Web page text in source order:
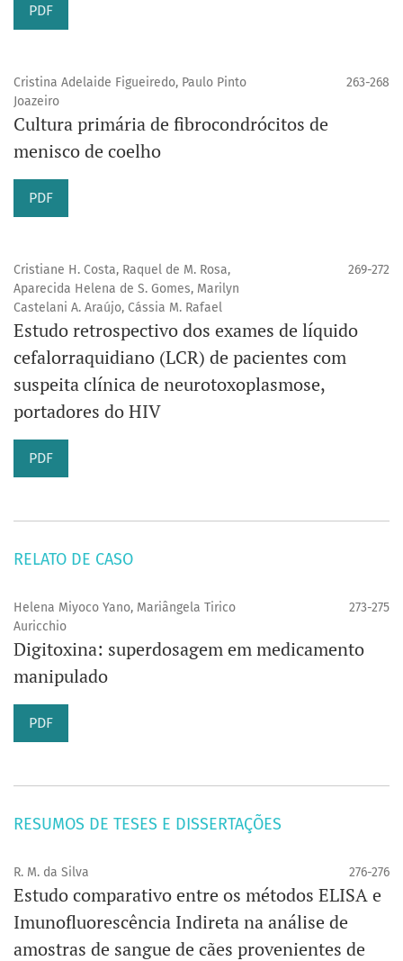
PDF
Cristina Adelaide Figueiredo, Paulo Pinto
Joazeiro
263-268
Cultura primária de fibrocondrócitos de
menisco de coelho
PDF
Cristiane H. Costa, Raquel de M. Rosa,
Aparecida Helena de S. Gomes, Marilyn
Castelani A. Araújo, Cássia M. Rafael
269-272
Estudo retrospectivo dos exames de líquido
cefalorraquidiano (LCR) de pacientes com
suspeita clínica de neurotoxoplasmose,
portadores do HIV
PDF
RELATO DE CASO
Helena Miyoco Yano, Mariângela Tirico
Auricchio
273-275
Digitoxina: superdosagem em medicamento
manipulado
PDF
RESUMOS DE TESES E DISSERTAÇÕES
R. M. da Silva 276-276
Estudo comparativo entre os métodos ELISA e
Imunofluorescência Indireta na análise de
amostras de sangue de cães provenientes de